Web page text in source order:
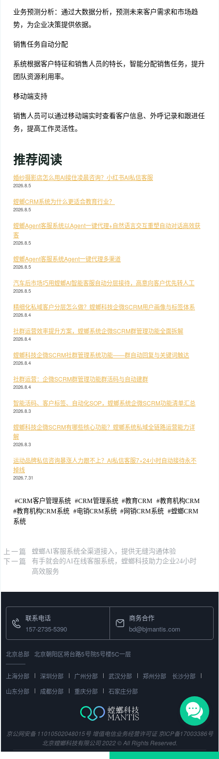
业务预测分析：通过大数据分析，预测未来客户需求和市场趋
势，为企业决策提供依据。
销售任务自动分配
系统根据客户特征和销售人员的特长，智能分配销售任务，提升
团队资源利用率。
移动端支持
销售人员可以通过移动端实时查看客户信息、外呼记录和跟进任
务，提高工作灵活性。
推荐阅读
婚纱摄影店怎么用AI接住凌晨咨询？小红书AI私信客服
2026.8.5
螳螂CRM系统为什么更适合教育行业？
2026.8.5
螳螂Agent客服系统以Agent一键代理+自然语言交互重塑自动对话高效获
客
2026.8.5
螳螂Agent客服系统Agent一键代理多渠道
2026.8.5
汽车后市场巧用螳螂AI智能客服自动分层接待，高意向客户优先转人工
2026.8.5
精细化私域客户分层怎么做？螳螂科技企微SCRM用户画像与标签体系
2026.8.4
社群运营效率提升方案，螳螂系统企微SCRM群管理功能全面拆解
2026.8.4
螳螂科技企微SCRM社群管理系统功能——群自动回复与关键词触达
2026.8.4
社群运营：企微SCRM群管理功能群活码与自动建群
2026.8.4
智能活码、客户标签、自动化SOP，螳螂系统企微SCRM功能清单汇总
2026.8.3
螳螂科技企微SCRM有哪些核心功能？螳螂系统私域全链路运营能力详
解
2026.8.3
运动品牌私信咨询暴涨人力跟不上？AI私信客服7×24小时自动接待永不
掉线
2026.7.31
#CRM客户管理系统 #CRM管理系统 #教育CRM #教育机构CRM
#教育机构CRM系统 #电销CRM系统 #网销CRM系统 #螳螂CRM
系统
上一篇 螳螂AI客服系统全渠道接入，提供无缝沟通体验
下一篇
有手就会的AI在线客服系统，螳螂科技助力企业24小时
高效服务
联系电话
157-2735-5390
商务合作
bd@bjmantis.com
北京总部 北京朝阳区将台路5号院5号楼5C一层
上海分部 深圳分部 广州分部 武汉分部 郑州分部
长沙分部
山东分部
成都分部 重庆分部 石家庄分部
京公网安备 11010502048015号 增值电信业务经营许可证 京ICP备17003386号
北京螳螂科技有限公司 2022 © All Rights Reserved.